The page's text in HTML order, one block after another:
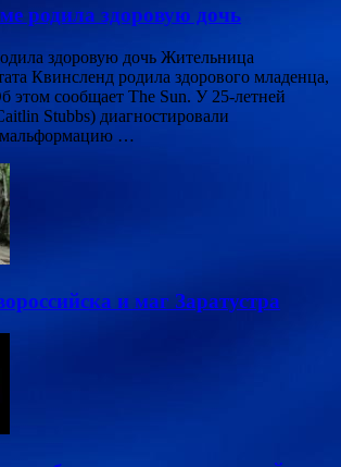
родила здоровую дочь
здоровую дочь Жительница
Квинсленд родила здорового младенца,
этом сообщает The Sun. У 25-летней
Stubbs) диагностировали
мальформацию …
и маг Заратустра